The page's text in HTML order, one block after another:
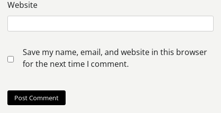
Website
Save my name, email, and website in this browser
for the next time I comment.